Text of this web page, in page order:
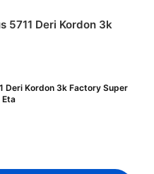
5711 Deri Kordon 3k
Deri Kordon 3k Factory Super
Eta